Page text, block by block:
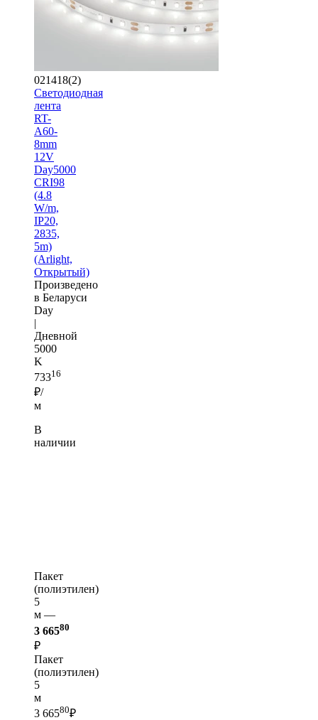
021418(2)
Светодиодная
лента
RT-
A60-
8mm
12V
Day5000
CRI98
(4.8
W/m,
IP20,
2835,
5m)
(Arlight,
Открытый)
Произведено
в Беларуси
Day
|
Дневной
5000
K
73316
₽/
м
В
наличии
Пакет
(полиэтилен)
5
м —
3 66580
₽
Пакет
(полиэтилен)
5
м
3 66580₽